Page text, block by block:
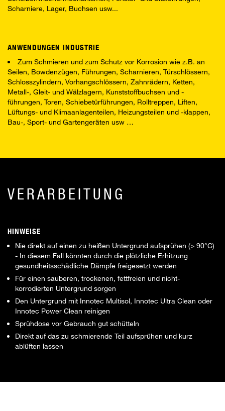
Scharniere, Lager, Buchsen usw...
ANWENDUNGEN INDUSTRIE
Zum Schmieren und zum Schutz vor Korrosion wie z.B. an
Seilen, Bowdenzügen, Führungen, Scharnieren, Türschlössern,
Schlosszylindern, Vorhangschlössern, Zahnrädern, Ketten,
Metall-, Gleit- und Wälzlagern, Kunststoffbuchsen und -
führungen, Toren, Schiebetürführungen, Rolltreppen, Liften,
Lüftungs- und Klimaanlagenteilen, Heizungsteilen und -klappen,
Bau-, Sport- und Gartengeräten usw …
VERARBEITUNG
HINWEISE
Nie direkt auf einen zu heißen Untergrund aufsprühen (> 90°C)
- In diesem Fall könnten durch die plötzliche Erhitzung
gesundheitsschädliche Dämpfe freigesetzt werden
Für einen sauberen, trockenen, fettfreien und nicht-
korrodierten Untergrund sorgen
Den Untergrund mit Innotec Multisol, Innotec Ultra Clean oder
Innotec Power Clean reinigen
Sprühdose vor Gebrauch gut schütteln
Direkt auf das zu schmierende Teil aufsprühen und kurz
ablüften lassen